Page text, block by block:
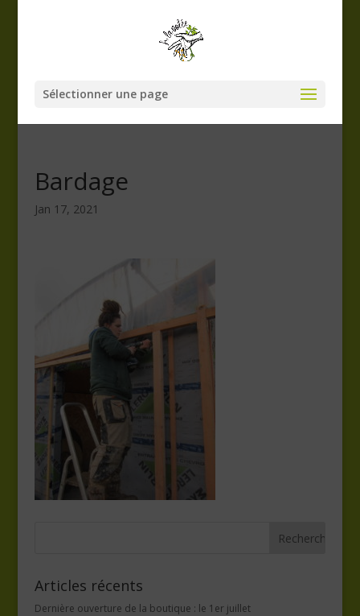
Sélectionner une page
Bardage
Jan 17, 2021
Articles récents
Dernière ouverture de la boutique : le 1er juillet